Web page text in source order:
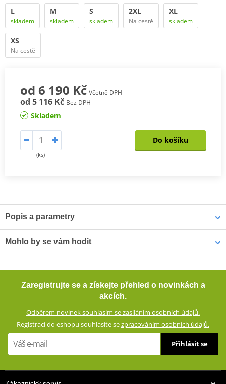
L
skladem
M
skladem
S
skladem
2XL
Na cestě
XL
skladem
XS
Na cestě
od 6 190 Kč Včetně DPH
od 5 116 Kč Bez DPH
Skladem
(ks)
Do košíku
Popis a parametry
VLASTNOSTI:
Vnější skořepina z ABS/PC (ABS směs vyztužená
polykarbonátem)
3 velikosti skořepiny, 3 velikosti EPS
Vícehustotní EPS
Mohlo by se vám hodit
PLR
Zaregistrujte se a získejte přehled o novinkách a
akcích.
Odběrem novinek souhlasím se zasíláním osobních údajů.
Registrací do eshopu souhlasíte sezpracováním osobních údajů.
Přihlásit se